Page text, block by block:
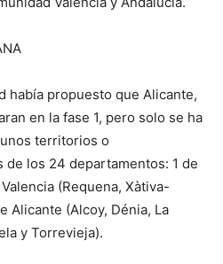
había propuesto que Alicante,
en la fase 1, pero solo se ha
territorios o
los 24 departamentos: 1 de
(Requena, Xàtiva-
Alicante (Alcoy, Dénia, La
y Torrevieja).